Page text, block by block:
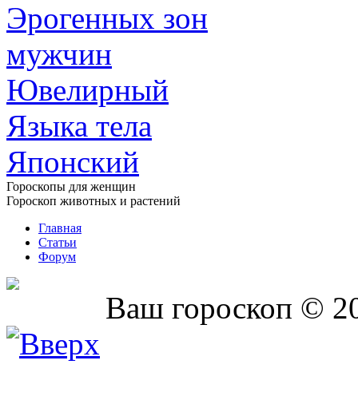
Эрогенных зон
мужчин
Ювелирный
Языка тела
Японский
Гороскопы для женщин
Гороскоп животных и растений
Главная
Статьи
Форум
Ваш гороскоп ©